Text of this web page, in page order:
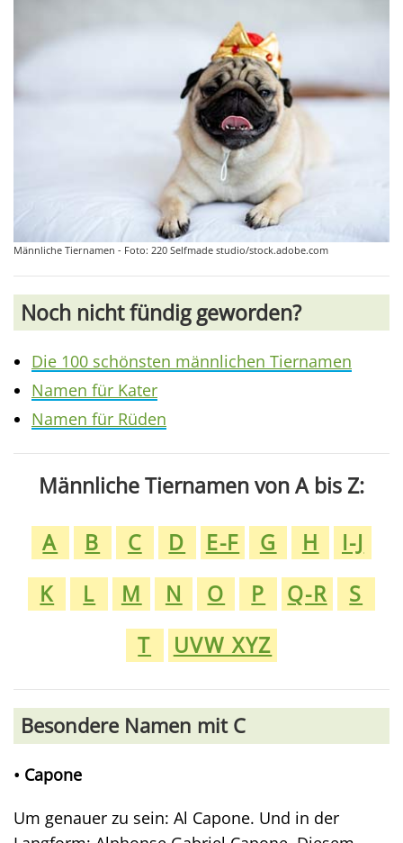
Männliche Tiernamen - Foto: 220 Selfmade studio/stock.adobe.com
Noch nicht fündig geworden?
Die 100 schönsten männlichen Tiernamen
Namen für Kater
Namen für Rüden
Männliche Tiernamen von A bis Z:
A
B C D E-F G H
I-J
K
L M N O P Q-R
S
T
UVW XYZ
Besondere Namen mit C
• Capone
Um genauer zu sein: Al Capone. Und in der